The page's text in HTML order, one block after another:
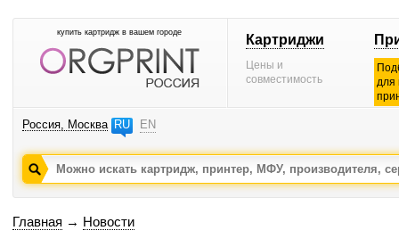
купить картридж в вашем городе Картриджи
Цены и
совместимость
для
Россия, Москва RU EN
Главная → Новости